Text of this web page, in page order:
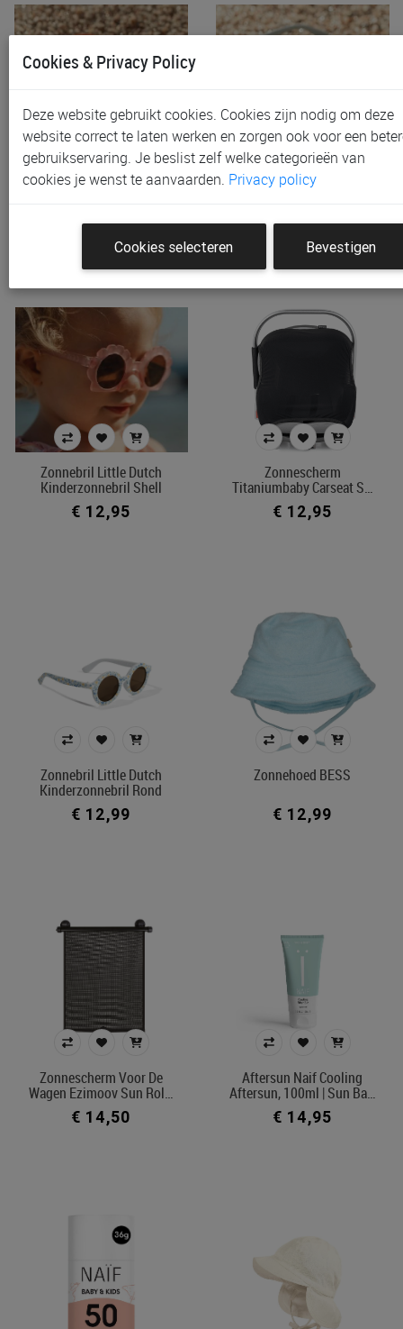
Zonnebril Little Dutch
Kinderzonnebril Ocean
Zonnebril Little Dutch
Kinderzonnebril Ocean
Zonnebril Little Dutch
Kinderzonnebril Shell
€ 12,95
Zonnescherm
Titaniumbaby Carseat S…
€ 12,95
Zonnebril Little Dutch
Kinderzonnebril Rond
€ 12,99
Zonnehoed BESS
€ 12,99
Zonnescherm Voor De
Wagen Ezimoov Sun Rol…
€ 14,50
Aftersun Naif Cooling
Aftersun, 100ml | Sun Ba…
€ 14,95
Cookies & Privacy Policy
Deze website gebruikt cookies. Cookies zijn nodig om deze
website correct te laten werken en zorgen ook voor een
gebruikservaring. Je beslist zelf welke categorieën van
cookies je wenst te aanvaarden. Privacy policy
Cookies selecteren Bevestigen